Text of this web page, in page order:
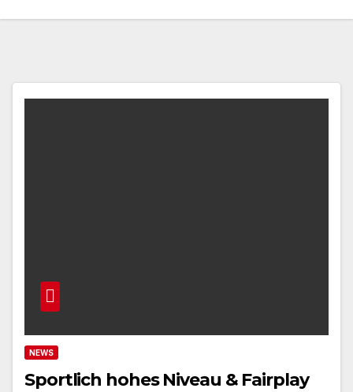
NEWS
Sportlich hohes Niveau & Fairplay